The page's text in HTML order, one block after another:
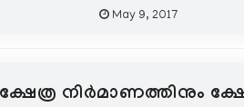
May 9, 2017
നിര്‍മാണത്തിനും